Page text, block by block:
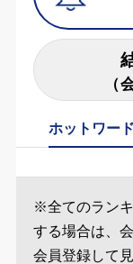
（
ホットワー
※全てのラン
する場合は、
会員登録して